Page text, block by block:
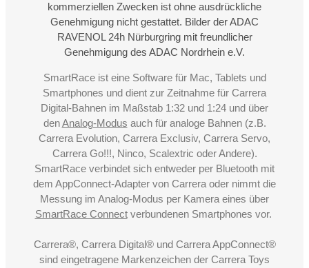
kommerziellen Zwecken ist ohne ausdrückliche
Genehmigung nicht gestattet. Bilder der ADAC
RAVENOL 24h Nürburgring mit freundlicher
Genehmigung des ADAC Nordrhein e.V.
SmartRace ist eine Software für Mac, Tablets und
Smartphones und dient zur Zeitnahme für Carrera
Digital-Bahnen im Maßstab 1:32 und 1:24 und über
denAnalog-Modus auch für analoge Bahnen (z.B.
Carrera Evolution, Carrera Exclusiv, Carrera Servo,
Carrera Go!!!, Ninco, Scalextric oder Andere).
SmartRace verbindet sich entweder per Bluetooth mit
dem AppConnect-Adapter von Carrera oder nimmt die
Messung im Analog-Modus per Kamera eines über
SmartRace Connectverbundenen Smartphones vor.
Carrera®, Carrera Digital® und Carrera AppConnect®
sind eingetragene Markenzeichen der Carrera Toys